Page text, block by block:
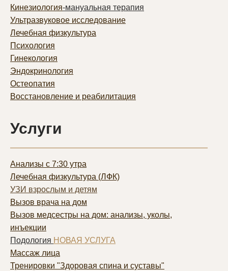
Кинезиология-мануальная терапия
Ультразвуковое исследование
Лечебная физкультура
Психология
Гинекология
Эндокринология
Остеопатия
Восстановление и реабилитация
Услуги
Анализы с 7:30 утра
Лечебная физкультура (ЛФК)
УЗИ взрослым и детям
Вызов врача на дом
Вызов медсестры на дом: анализы, уколы,
инъекции
Подология НОВАЯ УСЛУГА
Массаж лица
Тренировки "Здоровая спина и суставы"